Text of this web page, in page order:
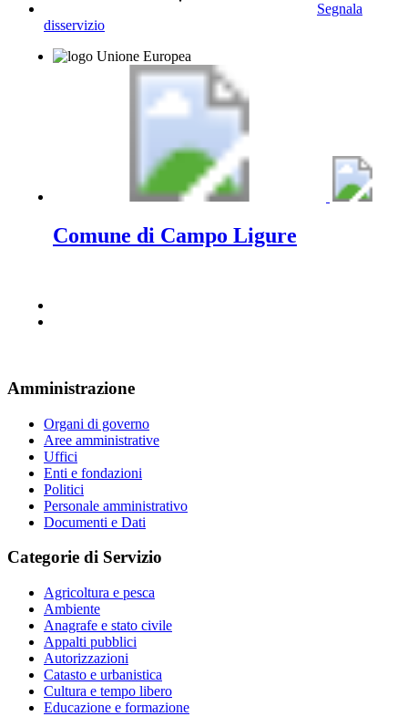
Segnala
disservizio
Comune di Campo Ligure
Amministrazione
Organi di governo
Aree amministrative
Uffici
Enti e fondazioni
Politici
Personale amministrativo
Documenti e Dati
Categorie di Servizio
Agricoltura e pesca
Ambiente
Anagrafe e stato civile
Appalti pubblici
Autorizzazioni
Catasto e urbanistica
Cultura e tempo libero
Educazione e formazione